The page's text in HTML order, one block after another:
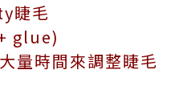
睫毛
glue)
量時間來調整睫毛